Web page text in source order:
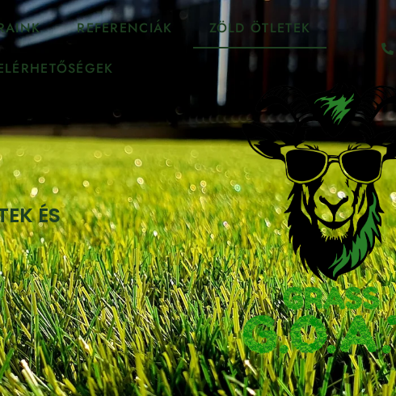
REFERENCIÁK ZÖLD ÖTLETEK
ÉS